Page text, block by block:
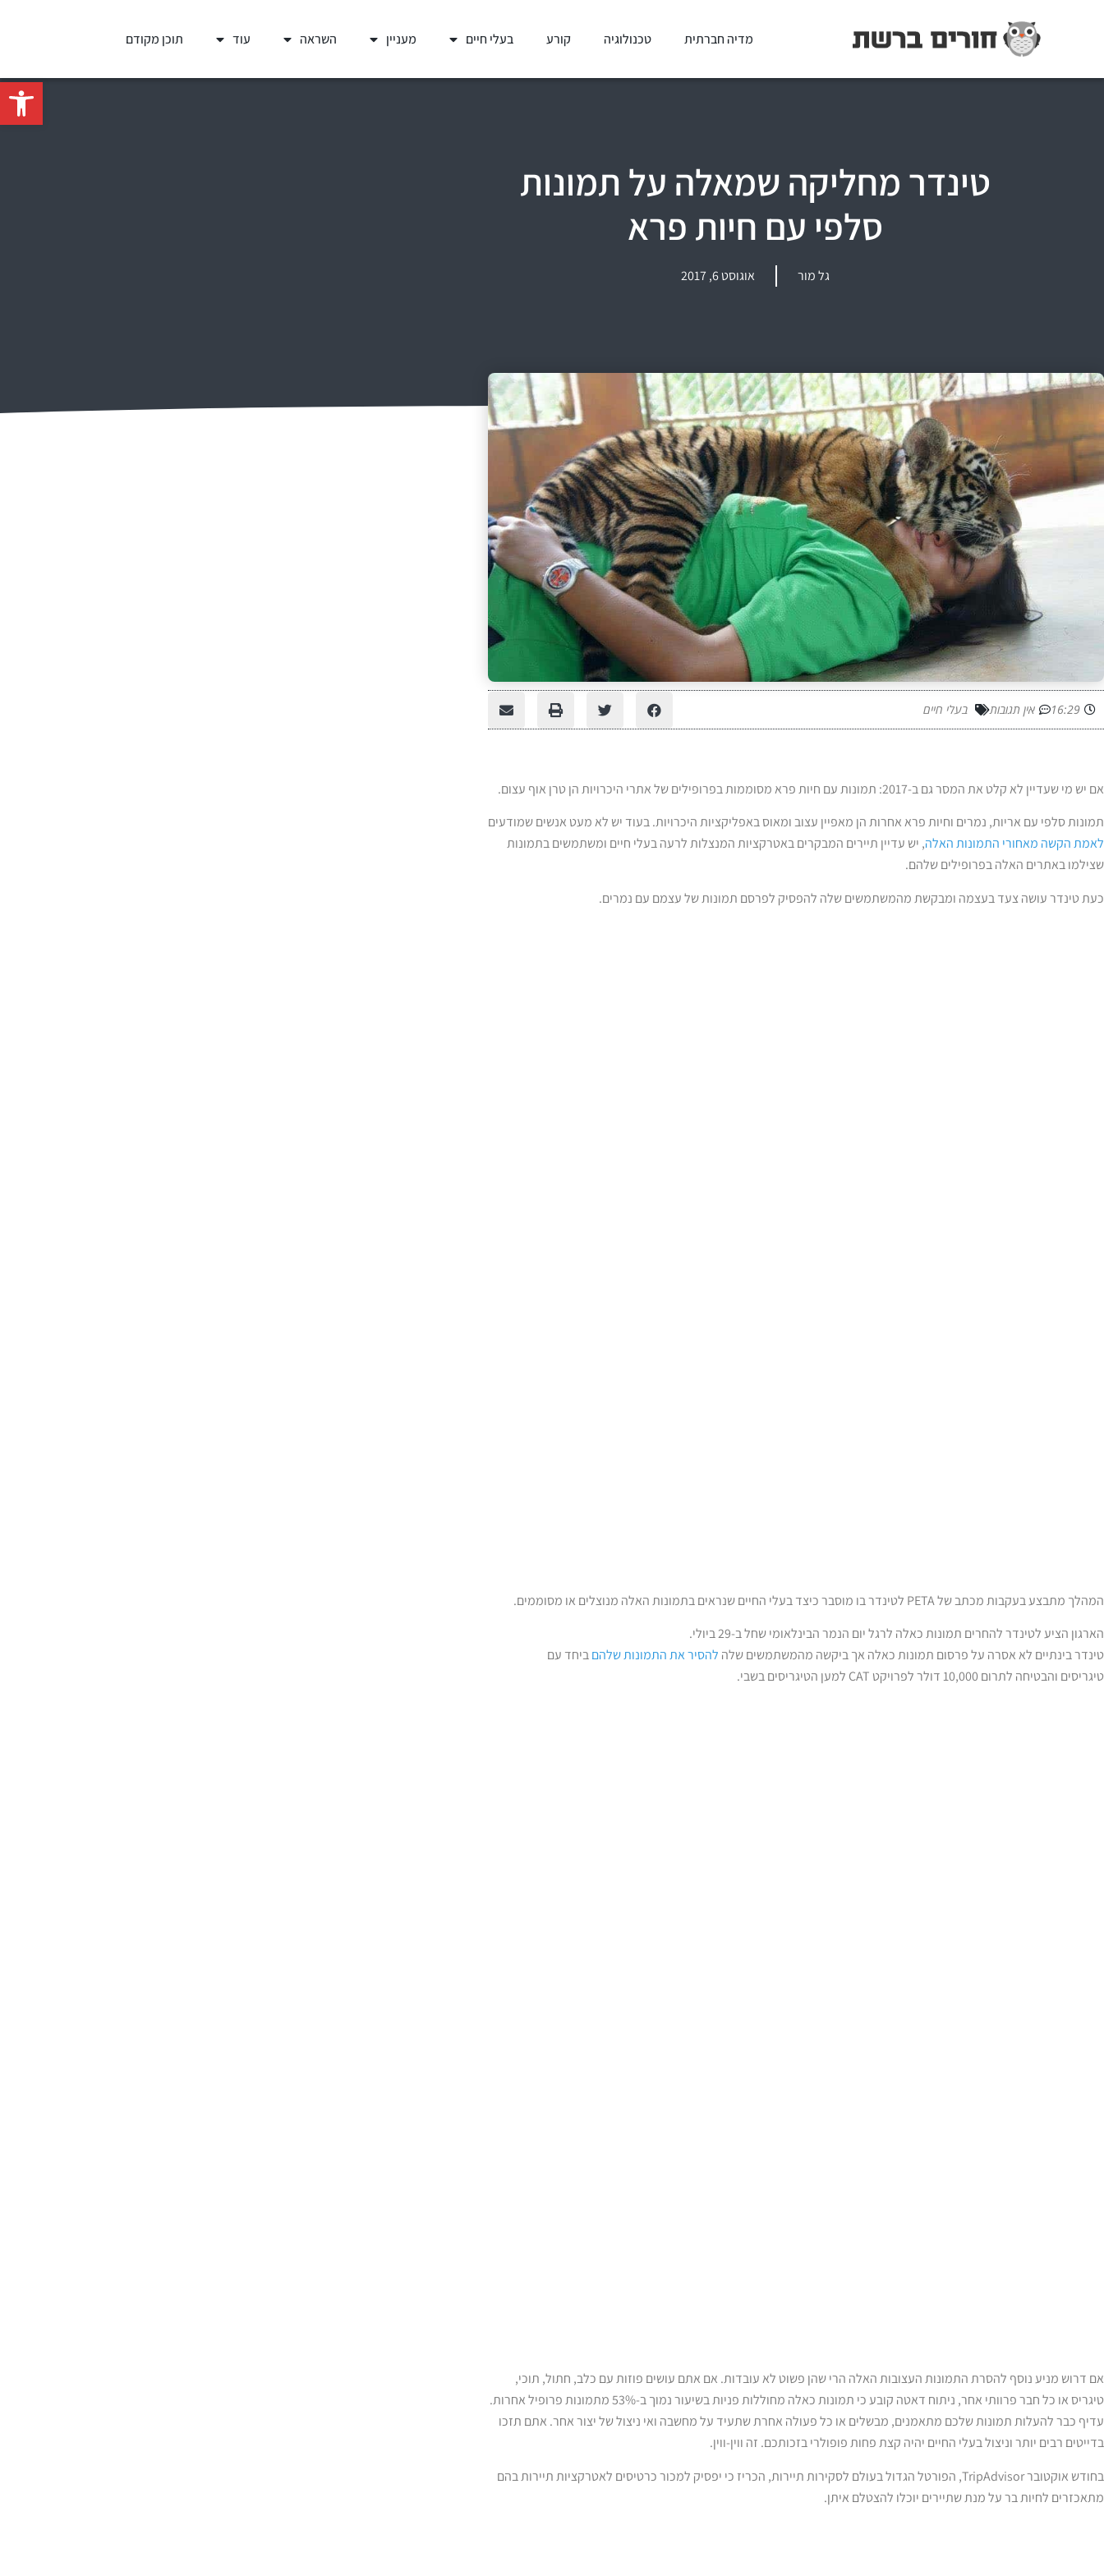
פתח
מדיה חברתית טכנולוגיה קורע בעלי חיים מעניין השראה עוד תוכן מקודם
טינדר מחליקה שמאלה על תמונות
סלפי עם חיות פרא
גל מור אוגוסט 6, 2017
16:29 אין תגובות בעלי חיים
אם יש מי שעדיין לא קלט את המסר גם ב-2017: תמונות עם חיות פרא מסוממות בפרופילים של אתרי היכרויות הן טרן אוף עצום.
תמונות סלפי עם אריות, נמרים וחיות פרא אחרות הן מאפיין עצוב ומאוס באפליקציות היכרויות. בעוד יש לא מעט אנשים שמודעים
לאמת הקשה מאחורי התמונות האלה, יש עדיין תיירים המבקרים באטרקציות המנצלות לרעה בעלי חיים ומשתמשים בתמונות
שצילמו באתרים האלה בפרופילים שלהם.
כעת טינדר עושה צעד בעצמה ומבקשת מהמשתמשים שלה להפסיק לפרסם תמונות של עצמם עם נמרים.
המהלך מתבצע בעקבות מכתב של PETA לטינדר בו מוסבר כיצד בעלי החיים שנראים בתמונות האלה מנוצלים או מסוממים.
הארגון הציע לטינדר להחרים תמונות כאלה לרגל יום הנמר הבינלאומי שחל ב-29 ביולי.
טינדר בינתיים לא אסרה על פרסום תמונות כאלה אך ביקשה מהמשתמשים שלה להסיר את התמונות שלהםביחד עם
טיגריסים והבטיחה לתרום 10,000 דולר לפרויקט CAT למען הטיגריסים בשבי.
אם דרוש מניע נוסף להסרת התמונות העצובות האלה הרי שהן פשוט לא עובדות. אם אתם עושים פוזות עם כלב, חתול, תוכי,
טיגריס או כל חבר פרוותי אחר, ניתוח דאטה קובע כי תמונות כאלה מחוללות פניות בשיעור נמוך ב-53% מתמונות פרופיל אחרות.
עדיף כבר להעלות תמונות שלכם מתאמנים, מבשלים או כל פעולה אחרת שתעיד על מחשבה ואי ניצול של יצור אחר. אתם תזכו
בדייטים רבים יותר וניצול בעלי החיים יהיה קצת פחות פופולרי בזכותכם. זה ווין-ווין.
בחודש אוקטובר TripAdvisor, הפורטל הגדול בעולם לסקירות תיירות, הכריז כי יפסיק למכור כרטיסים לאטרקציות תיירות בהם
מתאכזרים לחיות בר על מנת שתיירים יוכלו להצטלם איתן.